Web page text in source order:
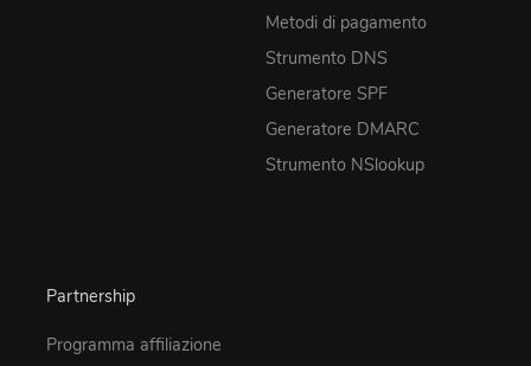
Metodi di pagamento
Strumento DNS
Generatore SPF
Generatore DMARC
Strumento NSlookup
Partnership
Programma affiliazione